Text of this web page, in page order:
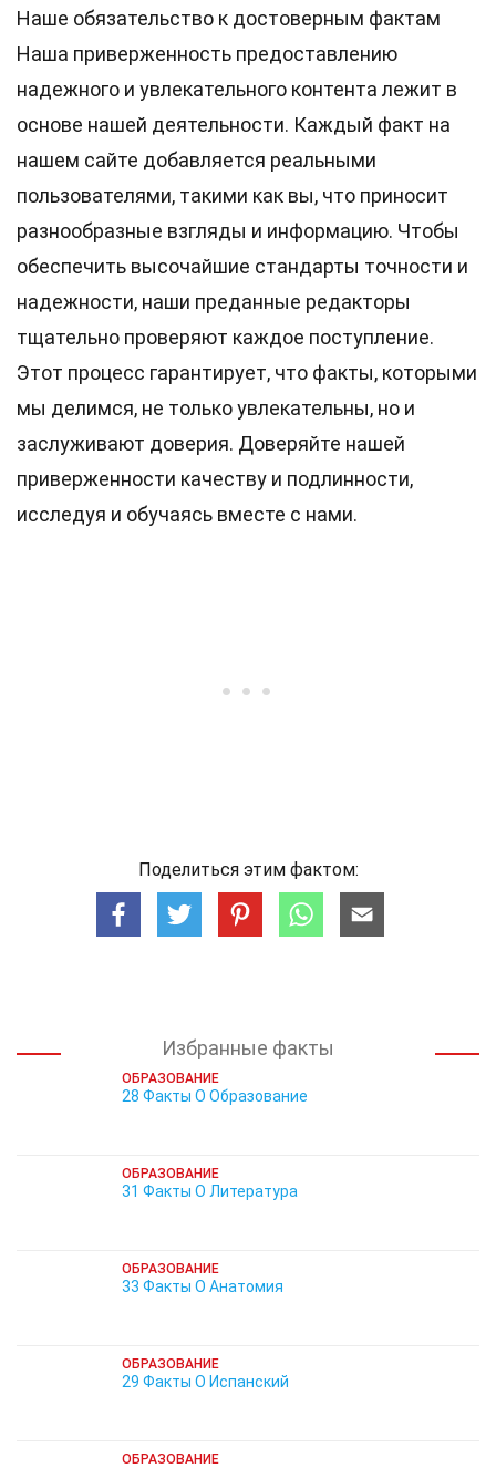
Наше обязательство к достоверным фактам
Наша приверженность предоставлению
надежного и увлекательного контента лежит в
основе нашей деятельности. Каждый факт на
нашем сайте добавляется реальными
пользователями, такими как вы, что приносит
разнообразные взгляды и информацию. Чтобы
обеспечить высочайшие стандарты точности и
надежности, наши преданные редакторы
тщательно проверяют каждое поступление.
Этот процесс гарантирует, что факты, которыми
мы делимся, не только увлекательны, но и
заслуживают доверия. Доверяйте нашей
приверженности качеству и подлинности,
исследуя и обучаясь вместе с нами.
Поделиться этим фактом:
Избранные факты
ОБРАЗОВАНИЕ
28 Факты О Образование
ОБРАЗОВАНИЕ
31 Факты О Литература
ОБРАЗОВАНИЕ
33 Факты О Анатомия
ОБРАЗОВАНИЕ
29 Факты О Испанский
ОБРАЗОВАНИЕ